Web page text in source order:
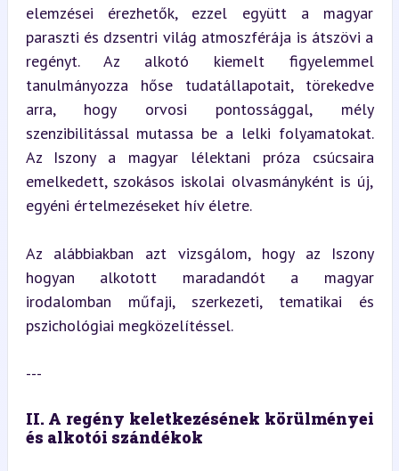
elemzései érezhetők, ezzel együtt a magyar
paraszti és dzsentri világ atmoszférája is átszövi a
regényt. Az alkotó kiemelt figyelemmel
tanulmányozza hőse tudatállapotait, törekedve
arra, hogy orvosi pontossággal, mély
szenzibilitással mutassa be a lelki folyamatokat.
Az Iszony a magyar lélektani próza csúcsaira
emelkedett, szokásos iskolai olvasmányként is új,
egyéni értelmezéseket hív életre.
Az alábbiakban azt vizsgálom, hogy az Iszony
hogyan alkotott maradandót a magyar
irodalomban műfaji, szerkezeti, tematikai és
pszichológiai megközelítéssel.
---
II. A regény keletkezésének körülményei
és alkotói szándékok